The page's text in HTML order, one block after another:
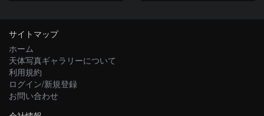
サイトマップ
ホーム
天体写真ギャラリーについて
利用規約
ログイン/新規登録
お問い合わせ